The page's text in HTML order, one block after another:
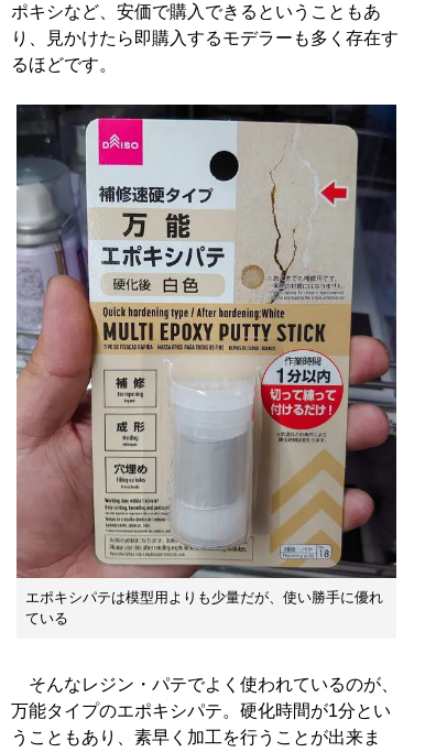
ポキシなど、安価で購入できるということもあ
り、見かけたら即購入するモデラーも多く存在す
るほどです。
エポキシパテは模型用よりも少量だが、使い勝手に優れ
ている
そんなレジン・パテでよく使われているのが、
万能タイプのエポキシパテ。硬化時間が1分とい
うこともあり、素早く加工を行うことが出来ま